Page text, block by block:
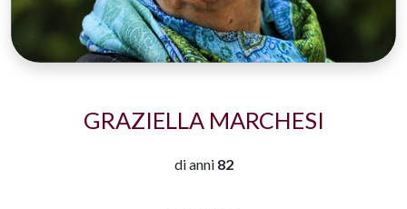
GRAZIELLA MARCHESI
di anni 82